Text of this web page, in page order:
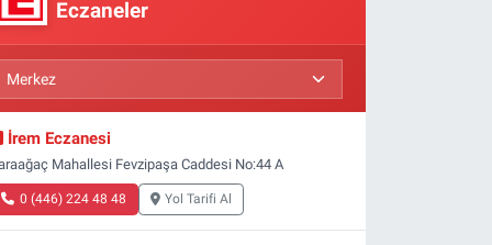
Eczaneler
İrem Eczanesi
Mahallesi Fevzipaşa Caddesi No:44 A
0 (446) 224 48 48 Yol Tarifi Al